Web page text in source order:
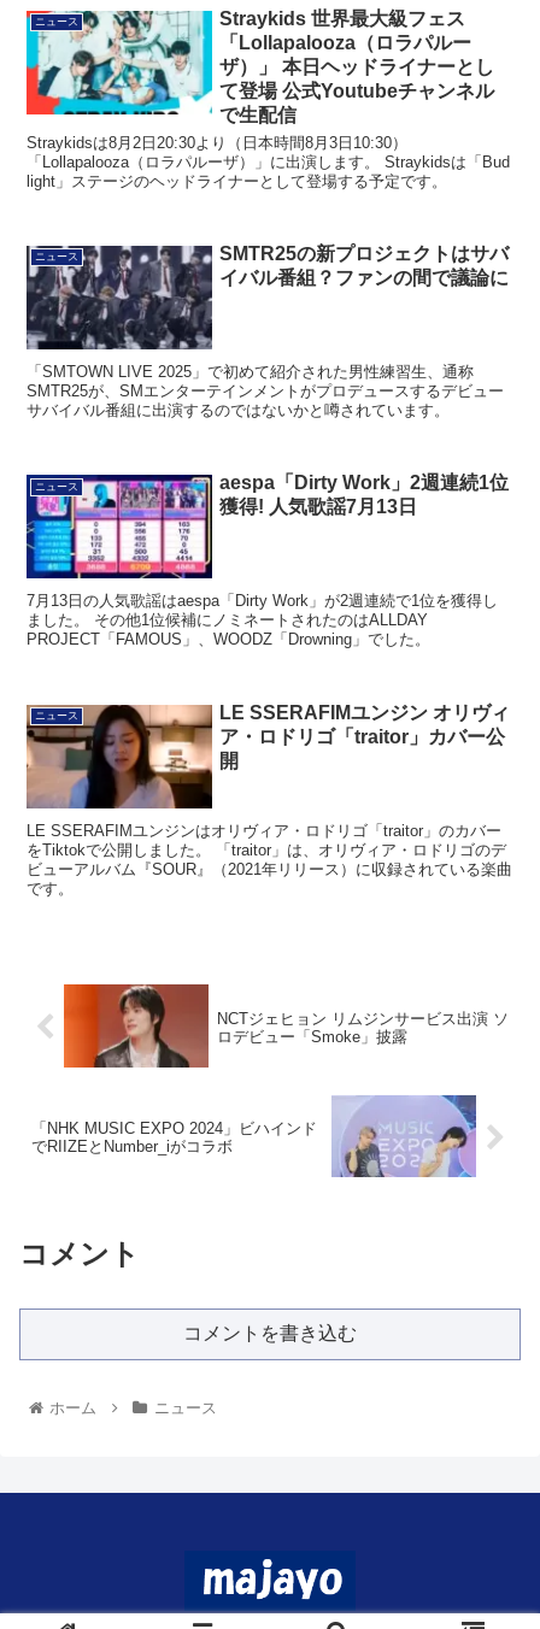
ニュース
Straykids 世界最大級フェス
「Lollapalooza（ロラパルー
ザ）」 本日ヘッドライナーとし
て登場 公式Youtubeチャンネル
で生配信
Straykidsは8月2日20:30より（日本時間8月3日10:30）
「Lollapalooza（ロラパルーザ）」に出演します。 Straykidsは「Bud
light」ステージのヘッドライナーとして登場する予定です。
ニュース
SMTR25の新プロジェクトはサバ
イバル番組？ファンの間で議論に
「SMTOWN LIVE 2025」で初めて紹介された男性練習生、通称
SMTR25が、SMエンターテインメントがプロデュースするデビュー
サバイバル番組に出演するのではないかと噂されています。
ニュース
aespa「Dirty Work」2週連続1位
獲得! 人気歌謡7月13日
7月13日の人気歌謡はaespa「Dirty Work」が2週連続で1位を獲得し
ました。 その他1位候補にノミネートされたのはALLDAY
PROJECT「FAMOUS」、WOODZ「Drowning」でした。
ニュース
LE SSERAFIMユンジン オリヴィ
ア・ロドリゴ「traitor」カバー公
開
LE SSERAFIMユンジンはオリヴィア・ロドリゴ「traitor」のカバー
をTiktokで公開しました。 「traitor」は、オリヴィア・ロドリゴのデ
ビューアルバム『SOUR』（2021年リリース）に収録されている楽曲
です。
NCTジェヒョン リムジンサービス出演 ソ
ロデビュー「Smoke」披露
「NHK MUSIC EXPO 2024」ビハインド
でRIIZEとNumber_iがコラボ
コメント
コメントを書き込む
ホーム ニュース